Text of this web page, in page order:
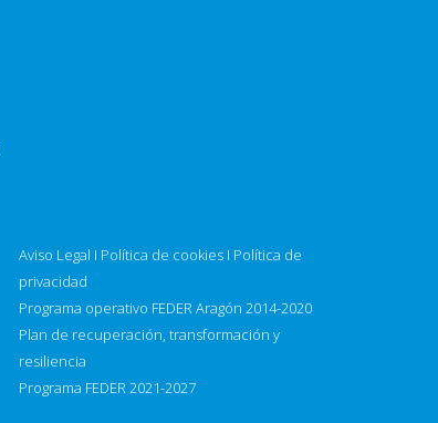
Aviso Legal I Política de cookiesI Política de
privacidad
Programa operativo FEDER Aragón 2014-2020
Plan de recuperación, transformación y
resiliencia
Programa FEDER 2021-2027